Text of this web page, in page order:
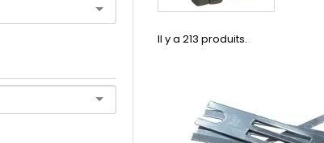
Il y a 213 produits.